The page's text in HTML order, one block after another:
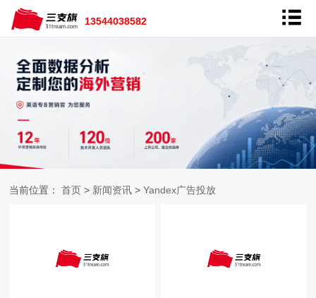
13544038582
当前位置： 首页 > 新闻资讯 > Yandex广告投放